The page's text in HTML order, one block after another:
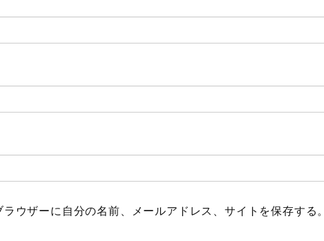
gym
Spring
Winter
ウザーに自分の名前、メールアドレス、サイトを保存する。